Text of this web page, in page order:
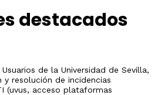
destacados
de la Universidad de Sevilla,
y resolución de incidencias
(uvus, acceso plataformas